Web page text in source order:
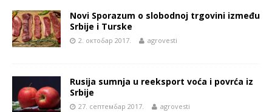
Novi Sporazum o slobodnoj trgovini između
Srbije i Turske
2. октобар 2017. agrovesti
Rusija sumnja u reeksport voća i povrća iz
Srbije
27. септембар 2017. agrovesti